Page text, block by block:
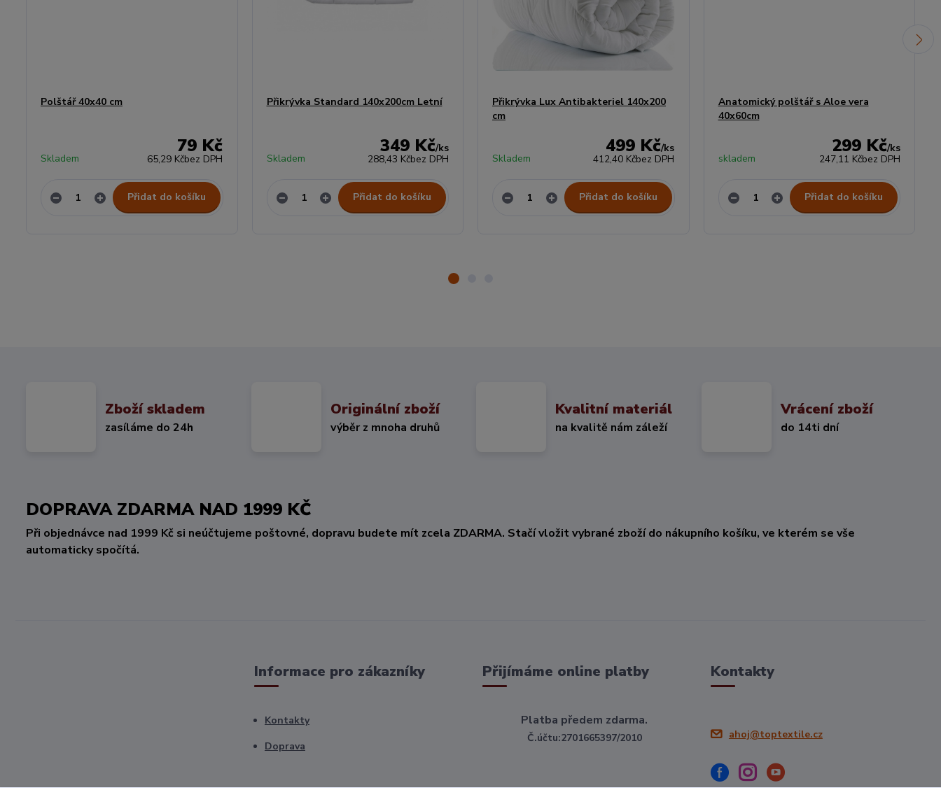
Polštář 40x40 cm
79 Kč
65,29 Kčbez DPH
Skladem
Přidat do košíku
Přikrývka Standard 140x200cm Letní
349 Kč/ks
288,43 Kčbez DPH
Skladem
Přidat do košíku
Přikrývka Lux Antibakteriel 140x200
cm
499 Kč/ks
412,40 Kčbez DPH
Skladem
Přidat do košíku
Anatomický polštář s Aloe vera
40x60cm
299 Kč/ks
247,11 Kčbez DPH
skladem
Přidat do košíku
Zboží skladem
zasíláme do 24h
Originální zboží
výběr z mnoha druhů
Kvalitní materiál
na kvalitě nám záleží
Vrácení zboží
do 14ti dní
DOPRAVA ZDARMA NAD 1999 KČ
Při objednávce nad 1999 Kč si neúčtujeme poštovné, dopravu budete mít zcela ZDARMA. Stačí vložit vybrané zboží do nákupního košíku, ve kterém se vše
automaticky spočítá.
Informace pro zákazníky
Kontakty
Doprava
Přijímáme online platby
Platba předem zdarma.
Č.účtu:2701665397/2010
Kontakty
ahoj@toptextile.cz